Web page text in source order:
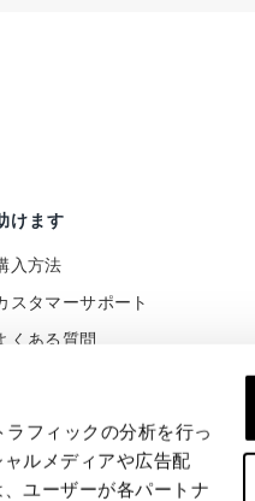
フィックの分析を行っ
ルメディアや広告配
ユーザーが各パートナ
けます
入方法
スタマーサポート
くある質問